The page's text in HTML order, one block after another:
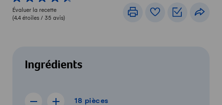
Évaluer la recette
(4.4 étoiles / 35 avis)
ImprimerLivre de recettes
Listes de
Ingrédients
18 pièces 18 pièces